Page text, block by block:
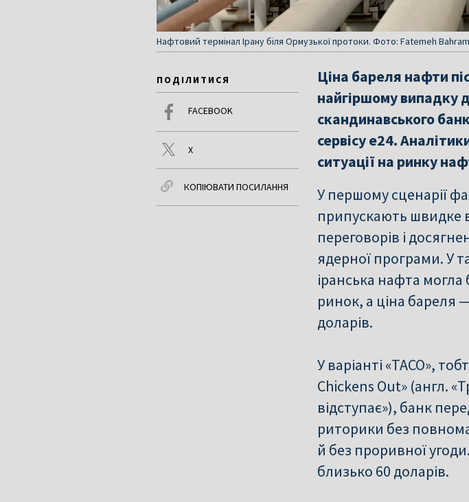
Нафтовий термінал Ірану біля Ормузької протоки. Фото: Fatemeh
ПОДІЛИТИСЯ
FACEBOOK
X
КОПІЮВАТИ ПОСИЛАННЯ
Ціна бареля нафти
найгіршому випадку
скандинавського
сервісу e24.
ситуації на ринку
У першому сценарії
припускають швидке
переговорів і
ядерної програми. У
іранська нафта
ринок, а ціна бареля
доларів.
У варіанті «TACO»,
Chickens Out» (англ.
відступає»), банк
риторики без
й без проривної
близько 60 доларів.